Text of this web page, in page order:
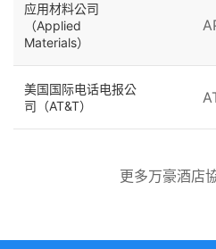
应用材料公司
（Applied
Materials）
美国国际电话电报公
司（AT&T）
更多万豪酒店